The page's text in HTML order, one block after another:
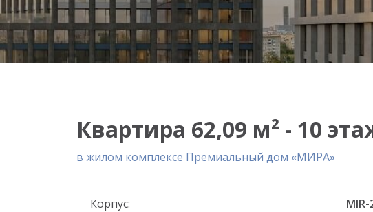
Квартира 62,09 м² - 10
в жилом комплексе Премиальный дом «МИРА»
Корпус: MIR-